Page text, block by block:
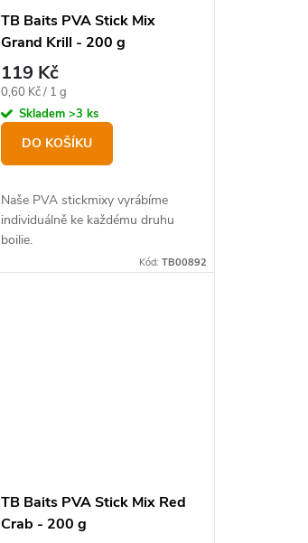
TB Baits PVA Stick Mix
Grand Krill - 200 g
119 Kč
Měrná
cena:
0,60 Kč / 1 g
Skladem >3 ks
DO KOŠÍKU
Naše PVA stickmixy vyrábíme
individuálně ke každému druhu
boilie.
Kód: TB00892
TB Baits PVA Stick Mix Red
Crab - 200 g